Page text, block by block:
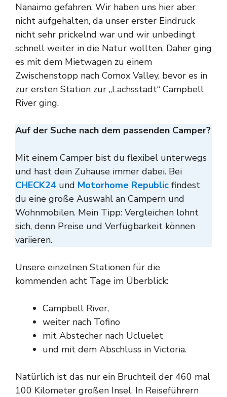
Nanaimo gefahren. Wir haben uns hier aber
nicht aufgehalten, da unser erster Eindruck
nicht sehr prickelnd war und wir unbedingt
schnell weiter in die Natur wollten. Daher ging
es mit dem Mietwagen zu einem
Zwischenstopp nach Comox Valley, bevor es in
zur ersten Station zur „Lachsstadt“ Campbell
River ging.
Auf der Suche nach dem passenden Camper?
Mit einem Camper bist du flexibel unterwegs
und hast dein Zuhause immer dabei. Bei
CHECK24 und Motorhome Republic findest
du eine große Auswahl an Campern und
Wohnmobilen. Mein Tipp: Vergleichen lohnt
sich, denn Preise und Verfügbarkeit können
variieren.
Unsere einzelnen Stationen für die
kommenden acht Tage im Überblick:
Campbell River,
weiter nach Tofino
mit Abstecher nach Ucluelet
und mit dem Abschluss in Victoria.
Natürlich ist das nur ein Bruchteil der 460 mal
100 Kilometer großen Insel. In Reiseführern